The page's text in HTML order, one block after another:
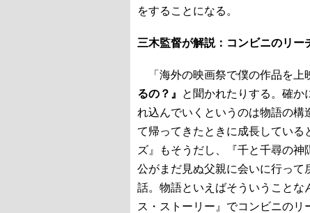
をすることになる。
三木監督が解説：コンビニのリ
「海外の映画祭で僕の作品を上
るの？』 と聞かれたりする。確
れ込んでいくというのは物語の
て帰ってきたときに成長してい
ズ』もそうだし、『千と千尋の
公がまだ見ぬ父親に会いに行っ
話。物語といえばそういうこと
ス・ストーリー』でコンビニのリ